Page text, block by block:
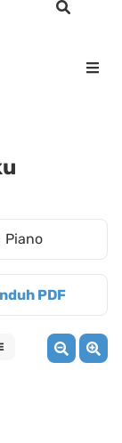
Piano
PDF